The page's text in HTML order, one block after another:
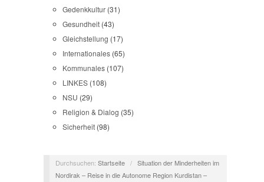
Gedenkkultur (31)
Gesundheit (43)
Gleichstellung (17)
Internationales (65)
Kommunales (107)
LINKES (108)
NSU (29)
Religion & Dialog (35)
Sicherheit (98)
Durchsuchen: Startseite / Situation der Minderheiten im
Nordirak – Reise in die Autonome Region Kurdistan –